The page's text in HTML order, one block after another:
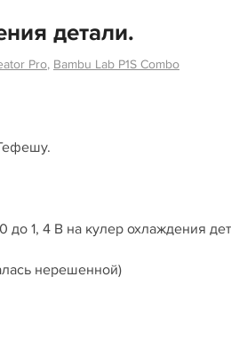
детали.
Pro, Bambu Lab P1S Combo
1, 4 В на кулер охлаждения
нерешенной)